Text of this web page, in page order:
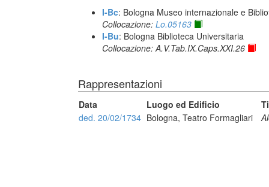
I-Bc: Bologna Museo internazionale e
Collocazione: Lo.05163
I-Bu: Bologna Biblioteca Universitaria
Collocazione: A.V.Tab.IX.Caps.XXI.26
Rappresentazioni
Data Luogo ed Edificio
ded. 20/02/1734 Bologna, Teatro Formagliari